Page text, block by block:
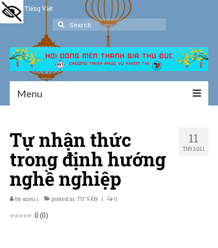
Tiếng Việt
Search
Menu
Giới thiệu
Hoạt động
Thư viện
Dịch vụ hỗ trợ
Sản Phẩm
11
TH9 2021
Tự nhận thức
trong định hướng
nghề nghiệp
by anvu | posted in: TƯ VẤN | 0
0 (0)